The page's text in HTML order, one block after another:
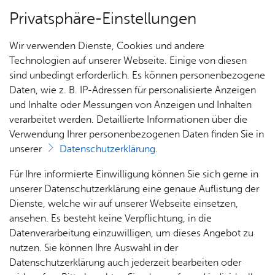
Über­sicht Bür­ger & Stadt
Rat­
haus &
Bür­
ger­
ser­vice
Rat­
häu­ser
Nach­
rich­
ten,
Vi­de­os
& Bil­
der
Me­di­
Jobs
Stel­
len­an­
ge­bo­te
Aus­bil­
dung &
Stu­di­
Bauen
& Um­
welt
Geo­
da­ten
Ge­
sund­
heit &
kum
Dienst­leis­tun­gen A–Z
Vor­le­sen
Als Ser­vice­dienst­leis­te­rin
oder Ser­vice­dienst­leis­ter im
Rah­men der Geld­wä­sche­auf­
sicht re­gis­trie­ren
Dienstleister für Gesellschaften und für
Privatsphäre-Einstellungen
Wir verwenden Dienste, Cookies und andere
Technologien auf unserer Webseite. Einige von diesen
sind unbedingt erforderlich. Es können personenbezogene
Daten, wie z. B. IP-Adressen für personalisierte Anzeigen
und Inhalte oder Messungen von Anzeigen und Inhalten
verarbeitet werden. Detaillierte Informationen über die
Verwendung Ihrer personenbezogenen Daten finden Sie in
unserer
Datenschutzerklärung.
Für Ihre informierte Einwilligung können Sie sich gerne in
unserer Datenschutzerklärung eine genaue Auflistung der
Dienste, welche wir auf unserer Webseite einsetzen,
ansehen. Es besteht keine Verpflichtung, in die
Datenverarbeitung einzuwilligen, um dieses Angebot zu
nutzen. Sie können Ihre Auswahl in der
Datenschutzerklärung auch jederzeit bearbeiten oder